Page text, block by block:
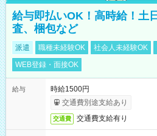
給与即払いOK！高時給！土
査、梱包など
派遣 職種未経験OK 社会人未経験OK
WEB登録・面接OK
給与
時給1500円
交通費別途支給あり
交通費 交通費支給有り